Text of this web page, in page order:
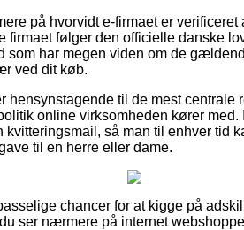
på hvorvidt e-firmaet er
følger den officielle danske
har megen viden om de
ved dit køb.
hensynstagende til de mest centrale
online virksomheden kører
kvitteringsmail, så man til enhver tid
til en herre eller dame.
chancer for at kigge på
ser nærmere på internet